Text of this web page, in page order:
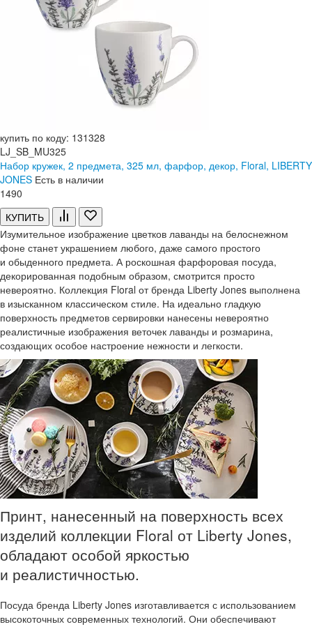
купить по коду: 131328
LJ_SB_MU325
Набор кружек, 2 предмета, 325 мл, фарфор, декор, Floral, LIBERTY
JONES Есть в наличии
1490
КУПИТЬ
Изумительное изображение цветков лаванды на белоснежном
фоне станет украшением любого, даже самого простого
и обыденного предмета. А роскошная фарфоровая посуда,
декорированная подобным образом, смотрится просто
невероятно. Коллекция Floral от бренда Liberty Jones выполнена
в изысканном классическом стиле. На идеально гладкую
поверхность предметов сервировки нанесены невероятно
реалистичные изображения веточек лаванды и розмарина,
создающих особое настроение нежности и легкости.
Принт, нанесенный на поверхность всех
изделий коллекции Floral от Liberty Jones,
обладают особой яркостью
и реалистичностью.
Посуда бренда Liberty Jones изготавливается с использованием
высокоточных современных технологий. Они обеспечивают